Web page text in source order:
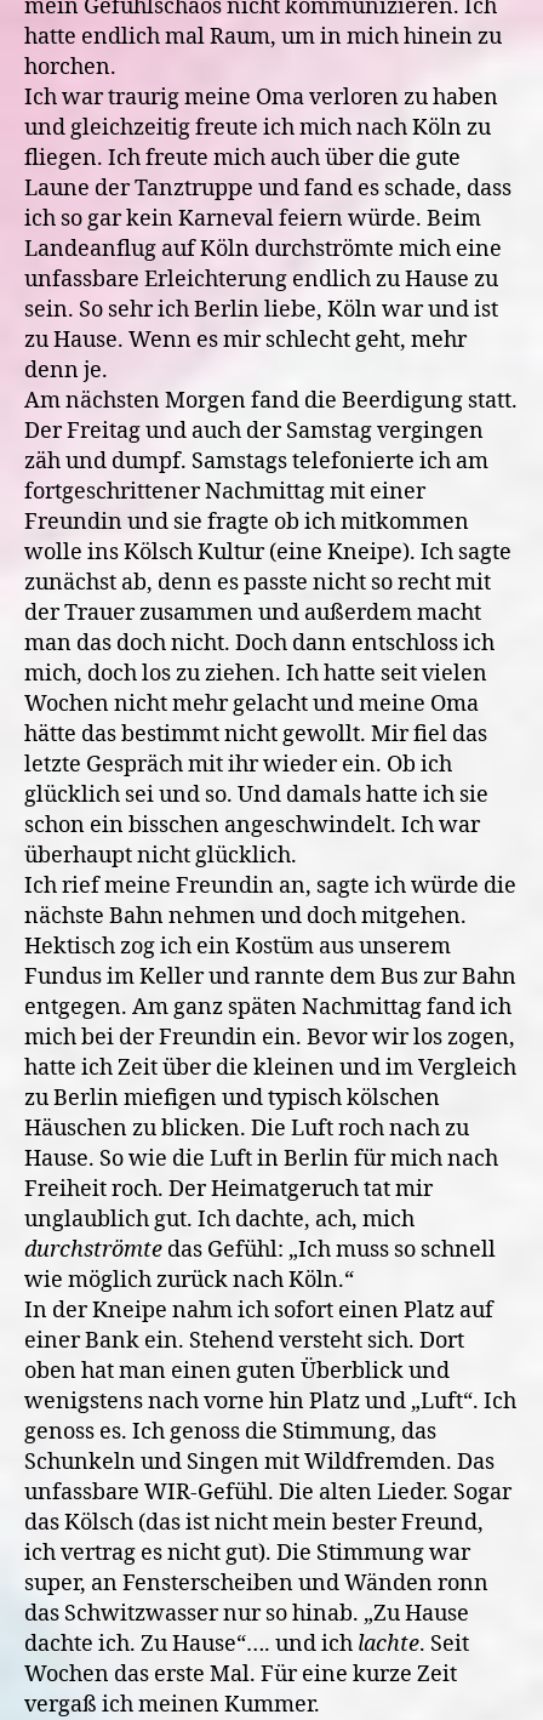
mein Gefühlschaos nicht kommunizieren. Ich
hatte endlich mal Raum, um in mich hinein zu
horchen.
Ich war traurig meine Oma verloren zu haben
und gleichzeitig freute ich mich nach Köln zu
fliegen. Ich freute mich auch über die gute
Laune der Tanztruppe und fand es schade, dass
ich so gar kein Karneval feiern würde. Beim
Landeanflug auf Köln durchströmte mich eine
unfassbare Erleichterung endlich zu Hause zu
sein. So sehr ich Berlin liebe, Köln war und ist
zu Hause. Wenn es mir schlecht geht, mehr
denn je.
Am nächsten Morgen fand die Beerdigung statt.
Der Freitag und auch der Samstag vergingen
zäh und dumpf. Samstags telefonierte ich am
fortgeschrittener Nachmittag mit einer
Freundin und sie fragte ob ich mitkommen
wolle ins Kölsch Kultur (eine Kneipe). Ich sagte
zunächst ab, denn es passte nicht so recht mit
der Trauer zusammen und außerdem macht
man das doch nicht. Doch dann entschloss ich
mich, doch los zu ziehen. Ich hatte seit vielen
Wochen nicht mehr gelacht und meine Oma
hätte das bestimmt nicht gewollt. Mir fiel das
letzte Gespräch mit ihr wieder ein. Ob ich
glücklich sei und so. Und damals hatte ich sie
schon ein bisschen angeschwindelt. Ich war
überhaupt nicht glücklich.
Ich rief meine Freundin an, sagte ich würde die
nächste Bahn nehmen und doch mitgehen.
Hektisch zog ich ein Kostüm aus unserem
Fundus im Keller und rannte dem Bus zur Bahn
entgegen. Am ganz späten Nachmittag fand ich
mich bei der Freundin ein. Bevor wir los zogen,
hatte ich Zeit über die kleinen und im Vergleich
zu Berlin miefigen und typisch kölschen
Häuschen zu blicken. Die Luft roch nach zu
Hause. So wie die Luft in Berlin für mich nach
Freiheit roch. Der Heimatgeruch tat mir
unglaublich gut. Ich dachte, ach, mich
durchströmte das Gefühl: „Ich muss so schnell
wie möglich zurück nach Köln.“
In der Kneipe nahm ich sofort einen Platz auf
einer Bank ein. Stehend versteht sich. Dort
oben hat man einen guten Überblick und
wenigstens nach vorne hin Platz und „Luft“. Ich
genoss es. Ich genoss die Stimmung, das
Schunkeln und Singen mit Wildfremden. Das
unfassbare WIR-Gefühl. Die alten Lieder. Sogar
das Kölsch (das ist nicht mein bester Freund,
ich vertrag es nicht gut). Die Stimmung war
super, an Fensterscheiben und Wänden ronn
das Schwitzwasser nur so hinab. „Zu Hause
dachte ich. Zu Hause“…. und ich lachte. Seit
Wochen das erste Mal. Für eine kurze Zeit
vergaß ich meinen Kummer.